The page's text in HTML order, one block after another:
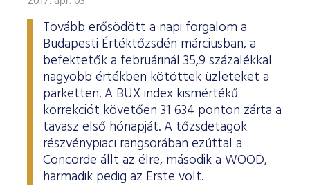
ESG Útmutató
Tovább erősödött a napi forgalom a
Budapesti Értéktőzsdén márciusban, a
befektetők a februárinál 35,9 százalékkal
nagyobb értékben kötöttek üzleteket a
parketten. A BUX index kismértékű
korrekciót követően 31 634 ponton zárta a
tavasz első hónapját. A tőzsdetagok
részvénypiaci rangsorában ezúttal a
Concorde állt az élre, második a WOOD,
harmadik pedig az Erste volt.